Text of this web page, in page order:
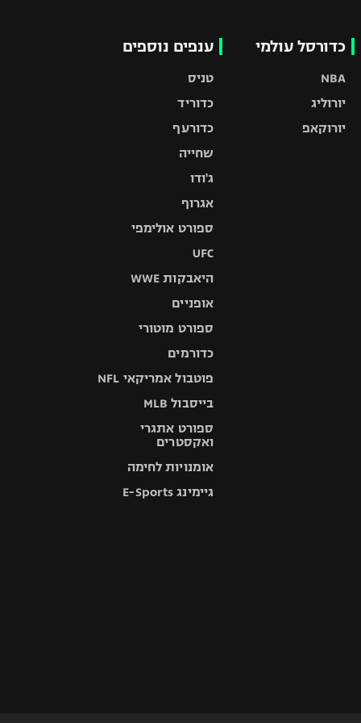
כדורסל עולמי
NBA
יורוליג
יורוקאפ
ענפים נוספים
טניס
כדוריד
כדורעף
שחייה
ג'ודו
אגרוף
ספורט אולימפי
UFC
היאבקות WWE
אופניים
ספורט מוטורי
כדורמים
פוטבול אמריקאי NFL
בייסבול MLB
ספורט אתגרי
ואקסטרים
אומנויות לחימה
גיימינג E-Sports